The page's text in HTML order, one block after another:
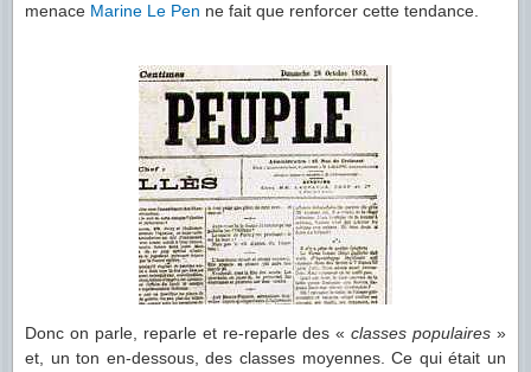
menace Marine Le Pen ne fait que renforcer cette tendance.
Donc on parle, reparle et re-reparle des «classes populaires »
et, un ton en-dessous, des classes moyennes. Ce qui était un